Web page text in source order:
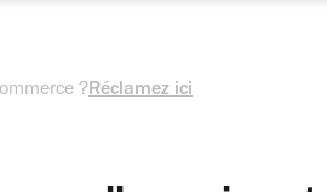
?Réclamez ici